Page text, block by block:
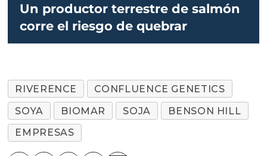
Un productor terrestre de salmón
corre el riesgo de quebrar
RIVERENCE
CONFLUENCE GENETICS
SOYA
BIOMAR SOJA
BENSON HILL
EMPRESAS